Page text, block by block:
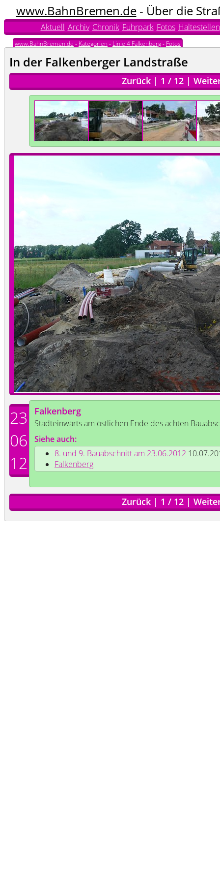
www.BahnBremen.de- Über die
Aktuell Archiv Chronik Fuhrpark Fotos Haltestellen
www.BahnBremen.de - Kategorien - Linie 4 Falkenberg- Fotos
In der Falkenberger Landstraße
Zurück | 1 / 12 |
23
06
12
Falkenberg
Stadteinwärts am östlichen Ende des achten
Siehe auch:
8. und 9. Bauabschnitt am 23.06.2012
Falkenberg
Zurück | 1 / 12 |